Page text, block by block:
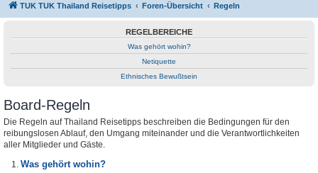
TUK TUK Thailand Reisetipps Foren-Übersicht Regeln
REGELBEREICHE
Was gehört wohin?
Netiquette
Ethnisches Bewußtsein
Board-Regeln
Die Regeln auf Thailand Reisetipps beschreiben die Bedingungen für den
reibungslosen Ablauf, den Umgang miteinander und die Verantwortlichkeiten
aller Mitglieder und Gäste.
Was gehört wohin?